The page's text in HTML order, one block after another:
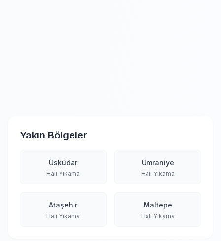
Yakın Bölgeler
Üsküdar
Halı Yıkama
Ümraniye
Halı Yıkama
Ataşehir
Halı Yıkama
Maltepe
Halı Yıkama